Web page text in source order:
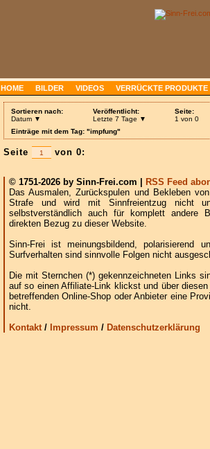
HOME BILDER VIDEOS VERRÜCKTE PRODUKTE
Sortieren nach:
Datum ▼
Veröffentlicht:
Letzte 7 Tage ▼
Seite:
1 von 0
Einträge mit dem Tag: "impfung"
Seite von 0:
© 1751-2026 by Sinn-Frei.com |
RSS Feed
Das Ausmalen, Zurückspulen und Bekleben
Strafe und wird mit Sinnfreientzug nicht
selbstverständlich auch für komplett andere
direkten Bezug zu dieser Website.
Sinn-Frei ist meinungsbildend, polarisierend
Surfverhalten sind sinnvolle Folgen nicht
Die mit Sternchen (*) gekennzeichneten Links
auf so einen Affiliate-Link klickst und über
betreffenden Online-Shop oder Anbieter eine
nicht.
Kontakt/ Impressum / Datenschutzerklärung